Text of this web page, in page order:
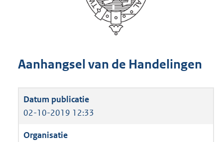
Aanhangsel van de Handelingen
02-10-2019 12:33